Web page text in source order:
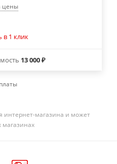
цены
в 1 клик
13 000 ₽
интернет-магазина и может
магазинах